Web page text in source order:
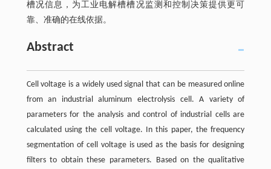
槽况信息，为工业电解槽槽况监测和控制决策提供更可
靠、准确的在线依据。
Abstract
Cell voltage is a widely used signal that can be measured online
from an industrial aluminum electrolysis cell. A variety of
parameters for the analysis and control of industrial cells are
calculated using the cell voltage. In this paper, the frequency
segmentation of cell voltage is used as the basis for designing
filters to obtain these parameters. Based on the qualitative